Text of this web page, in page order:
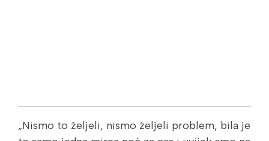
„Nismo to željeli, nismo željeli problem, bila je